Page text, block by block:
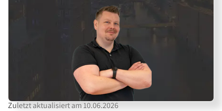
Zuletzt aktualisiert am 10.06.2026